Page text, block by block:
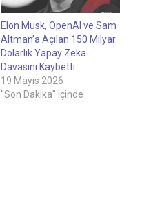
Elon Musk, OpenAI ve Sam
Altman’a Açılan 150 Milyar
Dolarlık Yapay Zeka
Davasını Kaybetti
19 Mayıs 2026
"Son Dakika" içinde